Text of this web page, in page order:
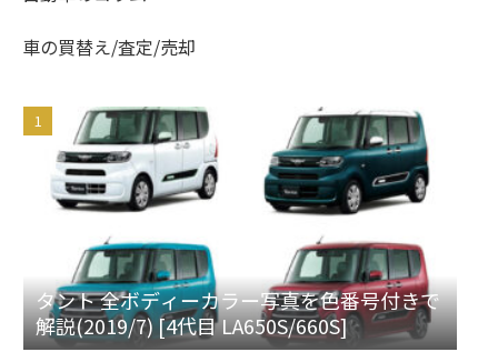
車の買替え/査定/売却
タント 全ボディーカラー写真を色番号付きで
解説(2019/7) [4代目 LA650S/660S]